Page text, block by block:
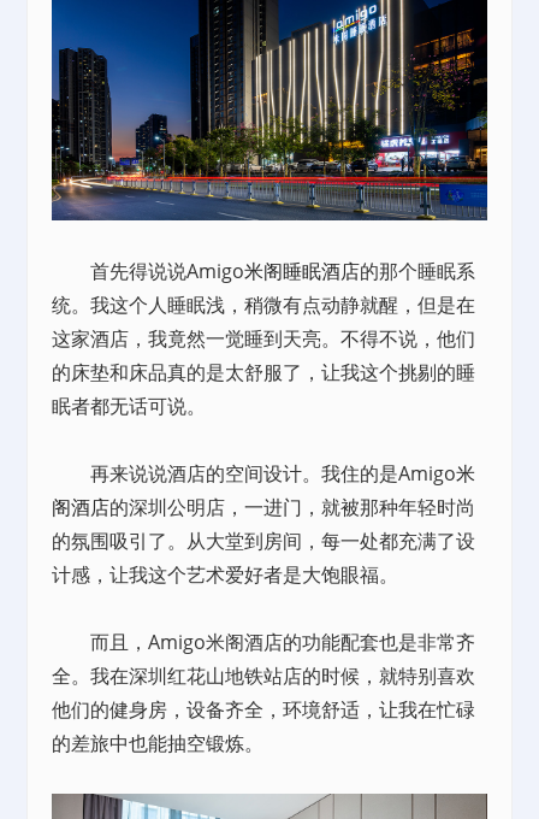
首先得说说Amigo米阁睡眠酒店的那个睡眠系
统。我这个人睡眠浅，稍微有点动静就醒，但是在
这家酒店，我竟然一觉睡到天亮。不得不说，他们
的床垫和床品真的是太舒服了，让我这个挑剔的睡
眠者都无话可说。
再来说说酒店的空间设计。我住的是Amigo米
阁酒店的深圳公明店，一进门，就被那种年轻时尚
的氛围吸引了。从大堂到房间，每一处都充满了设
计感，让我这个艺术爱好者是大饱眼福。
而且，Amigo米阁酒店的功能配套也是非常齐
全。我在深圳红花山地铁站店的时候，就特别喜欢
他们的健身房，设备齐全，环境舒适，让我在忙碌
的差旅中也能抽空锻炼。